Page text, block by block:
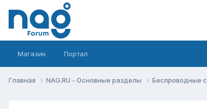
Магазин Портал
Главная NAG.RU - Основные разделы Беспроводные